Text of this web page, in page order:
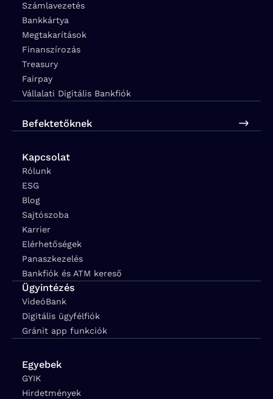
Számlavezetés
Bankkártya
Megtakarítások
Finanszírozás
Treasury
Fairpay
Vállalati Digitális Bankfiók
Befektetőknek
Kapcsolat
Rólunk
ESG
Blog
Sajtószoba
Karrier
Elérhetőségek
Panaszkezelés
Bankfiók és ATM kereső
Ügyintézés
VideóBank
Digitális ügyfélfiók
Gránit app funkciók
Egyebek
GYIK
Hirdetmények